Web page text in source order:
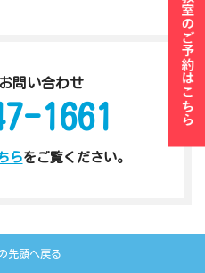
問い合わせ
1661
らをご覧ください。
先頭へ戻る